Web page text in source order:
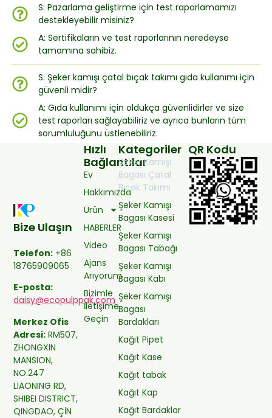
S: Pazarlama geliştirme için test raporlamamızı
destekleyebilir misiniz?
A: Sertifikaların ve test raporlarının neredeyse
tamamına sahibiz.
S: Şeker kamışı çatal bıçak takımı gıda kullanımı için
güvenli midir?
A: Gıda kullanımı için oldukça güvenlidirler ve size
test raporları sağlayabiliriz ve ayrıca bunların tüm
sorumluluğunu üstlenebiliriz.
Bize Ulaşın
Telefon: +86
18765909065
E-posta:
daisy@ecopulppak.com
Merkez Ofis
Adresi: RM507,
ZHONGXIN
MANSION,
NO.247
LIAONING RD,
SHIBEI DISTRICT,
QINGDAO, ÇİN
Hızlı
Bağlantılar
Ev
Hakkımızda
Ürün
HABERLER
Video
Ajans
Arıyorum
Bizimle
İletişime
Geçin
Kategoriler
Şeker Kamışı
Bagası Çatal
Bıçak Takımı
Şeker Kamışı
Bagası Kasesi
Şeker Kamışı
Bagası Tabağı
Şeker Kamışı
Bagası Kabı
Şeker Kamışı
Bagası
Bardakları
Kağıt Pipet
Kağıt Kase
Kağıt tabak
Kağıt Kap
Kağıt Bardaklar
QR Kodu